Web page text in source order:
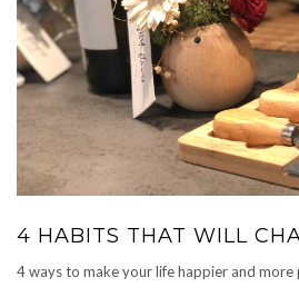
4 HABITS THAT WILL
4 ways to make your life happier and